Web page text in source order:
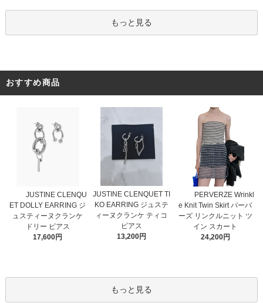
もっと見る
おすすめ商品
JUSTINE CLENQU
ET DOLLY EARRING ジ
ュスティーヌクランケ
ドリー ピアス
17,600円
JUSTINE CLENQUET TI
KO EARRING ジュステ
ィーヌクランケ ティコ
ピアス
13,200円
PERVERZE Wrinkl
e Knit Twin Skirt パーバ
ーズ リンクルニット ツ
イン スカート
24,200円
もっと見る